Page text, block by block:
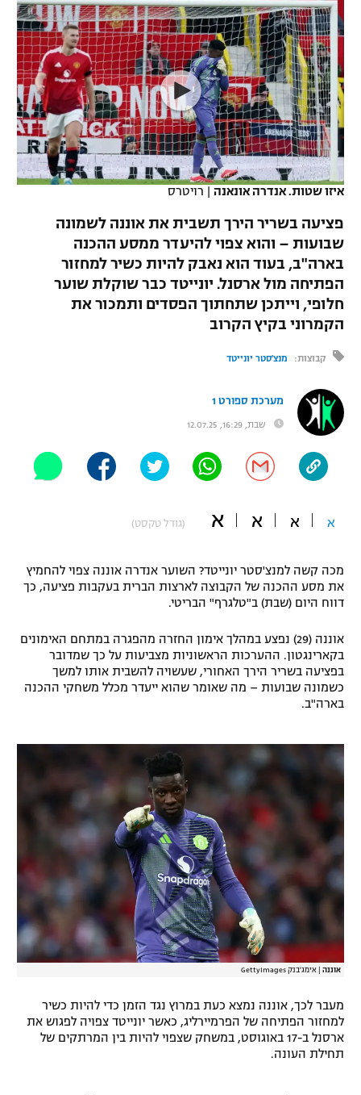
VOD
רץ ברשת
תוצאות
לוח שידורים
ברחבה
"מעל הליגה" – פודקאסט
משתתפים וזוכים בפרסים
תקנון משתתפים וזוכים בפרסים
תקנון עבור פעילות אלקטרה
תקנון עבור פעילות ספורט 1 – "מרלן"
תנאי שימוש
מדיניות פרטיות
תקנון פעילות ספורט 1
רשיון להקרנה פומבית לבית עסק
הצטרפות לחבילת הערוצים
לוח דרושים – ג'ובנט
תגיות
המגזין
נבחרת ישראל
מכבי חיפה
בית"ר ירושלים
מכבי תל אביב
הפועל תל אביב
הפועל באר שבע
מכבי נתניה
בני יהודה
ליגה ספרדית
ליגה איטלקית
ליגה צרפתית
ליגה הולנדית
ליגה טורקית
ליגה סינית
ליגה ברזילאית
ליגות נוספות
כדורסל נשים
מכבי תל אביב
הפועל חולון
הפועל ירושלים
דני אבדיה
יורוליג
יורוקאפ
טניס
כדוריד
כדורעף
שחייה
אגרוף
ספורט אולימפי
UFC
היאבקות WWE
אופניים
ספורט מוטורי
כדורמים
פוטבול אמריקאי NFL
ספורט אתגרי ואקסטרים
גיימינג E-Sports
איזו שטות. אנדרה אונאנה | רויטרס
פציעה בשריר הירך תשבית את אוננה לשמונה
שבועות – והוא צפוי להיעדר ממסע ההכנה
בארה"ב, בעוד הוא נאבק להיות כשיר למחזור
הפתיחה מול ארסנל. יונייטד כבר שוקלת שוער
חלופי, וייתכן שתחתוך הפסדים ותמכור את
הקמרוני בקיץ הקרוב
קבוצות: מנצ'סטר יונייטד
מערכת ספורט 1
שבת, 16:29, 12.07.25
א א א א (גודל טקסט)
מכה קשה למנצ'סטר יונייטד? השוער אנדרה אוננה צפוי להחמיץ
את מסע ההכנה של הקבוצה לארצות הברית בעקבות פציעה, כך
דווח היום (שבת) ב"טלגרף" הבריטי.
אוננה (29) נפצע במהלך אימון החזרה מהפגרה במתחם האימונים
בקארינגטון. ההערכות הראשוניות מצביעות על כך שמדובר
בפציעה בשריר הירך האחורי, שעשויה להשבית אותו למשך
כשמונה שבועות – מה שאומר שהוא ייעדר מכלל משחקי ההכנה
בארה"ב.
אוננה אימג'בנק GettyImages
מעבר לכך, אוננה נמצא כעת במרוץ נגד הזמן כדי להיות כשיר
למחזור הפתיחה של הפרמיירליג, כאשר יונייטד צפויה לפגוש את
ארסנל ב-17 באוגוסט, במשחק שצפוי להיות בין המרתקים של
תחילת העונה.